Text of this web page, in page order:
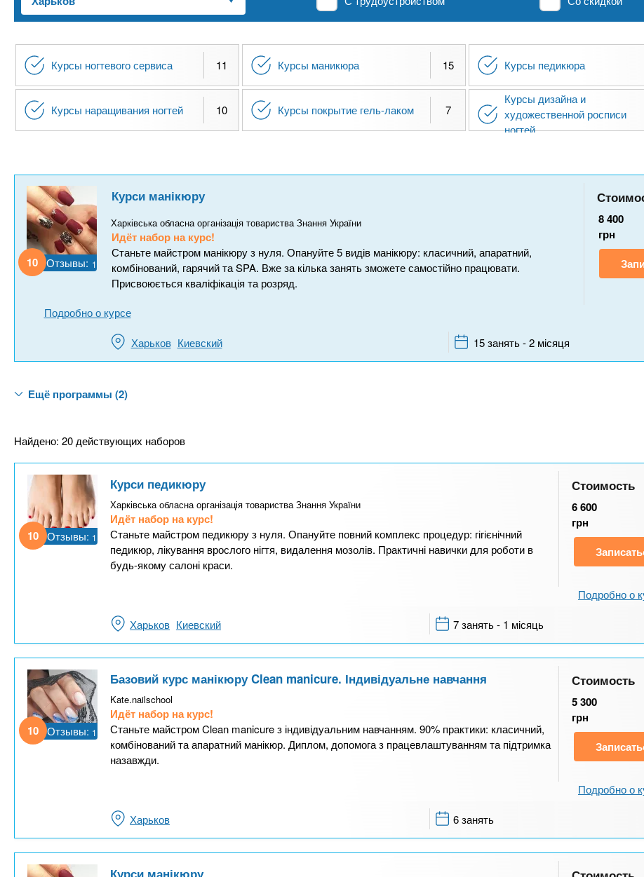
n
t
s
.
i
n
f
o
х
з
а
е
е
Курсы ногтевого сервиса 11 Курсы маникюра 15 Курсы педикюра
Курсы наращивания ногтей 10 Курсы покрытие гель-лаком 7
Курсы дизайна и
художественной росписи
ногтей
10 Отзывы: 1
Курси манікюру
Харківська обласна організація товариства Знання України
Идёт набор на курс!
Станьте майстром манікюру з нуля. Опануйте 5 видів манікюру: класичний, апаратний,
комбінований, гарячий та SPA. Вже за кілька занять зможете самостійно працювати.
Присвоюється кваліфікація та розряд.
8 400
грн
Подробно о курсе
Харьков Киевский 15 занять - 2 місяця
Ещё программы (2)
Найдено: 20 действующих наборов
10 Отзывы: 1
Курси педикюру
Харківська обласна організація товариства Знання України
Идёт набор на курс!
Станьте майстром педикюру з нуля. Опануйте повний комплекс процедур: гігієнічний
педикюр, лікування врослого нігтя, видалення мозолів. Практичні навички для роботи в
будь-якому салоні краси.
Стоимость
6 600
грн
Подробно о
Харьков Киевский 7 занять - 1 місяць
10 Отзывы: 1
Базовий курс манікюру Clean manicure. Індивідуальне навчання
Kate.nailschool
Идёт набор на курс!
Станьте майстром Clean manicure з індивідуальним навчанням. 90% практики: класичний,
комбінований та апаратний манікюр. Диплом, допомога з працевлаштуванням та підтримка
назавжди.
Стоимость
5 300
грн
Подробно о
Харьков 6 занять
Курси манікюру